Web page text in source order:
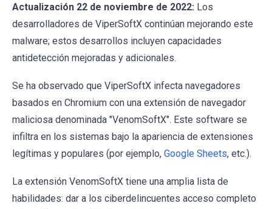
Actualización 22 de noviembre de 2022: Los
desarrolladores de ViperSoftX continúan mejorando este
malware; estos desarrollos incluyen capacidades
antidetección mejoradas y adicionales.
Se ha observado que ViperSoftX infecta navegadores
basados en Chromium con una extensión de navegador
maliciosa denominada "VenomSoftX". Este software se
infiltra en los sistemas bajo la apariencia de extensiones
legítimas y populares (por ejemplo, Google Sheets, etc.).
La extensión VenomSoftX tiene una amplia lista de
habilidades: dar a los ciberdelincuentes acceso completo